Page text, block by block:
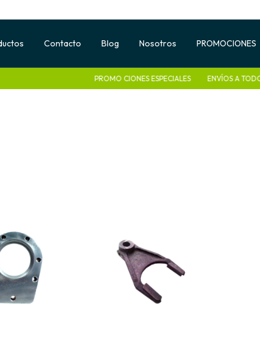
Contacto Blog Nosotros PROMOCIONES
PROMO CIONES ESPECIALES ENVÍOS A TODO